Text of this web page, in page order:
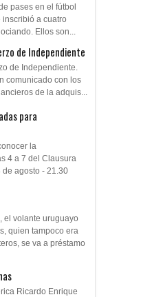
lo mejor"
pases en el fútbol
a cuatro
Ellos son...
de Independiente
de Independiente.
comunicado con los
de la adquis...
para
la
4 a 7 del Clausura
agosto - 21.30
el volante uruguayo
quien tampoco era
se va a préstamo
Ricardo Enrique